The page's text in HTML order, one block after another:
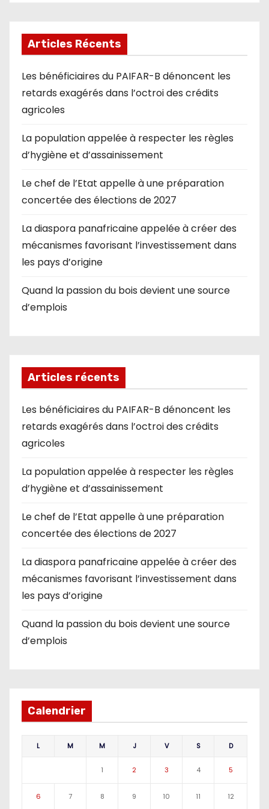
Articles Récents
Les bénéficiaires du PAIFAR-B dénoncent les
retards exagérés dans l’octroi des crédits
agricoles
La population appelée à respecter les règles
d’hygiène et d’assainissement
Le chef de l’Etat appelle à une préparation
concertée des élections de 2027
La diaspora panafricaine appelée à créer des
mécanismes favorisant l’investissement dans
les pays d’origine
Quand la passion du bois devient une source
d’emplois
Articles récents
Les bénéficiaires du PAIFAR-B dénoncent les
retards exagérés dans l’octroi des crédits
agricoles
La population appelée à respecter les règles
d’hygiène et d’assainissement
Le chef de l’Etat appelle à une préparation
concertée des élections de 2027
La diaspora panafricaine appelée à créer des
mécanismes favorisant l’investissement dans
les pays d’origine
Quand la passion du bois devient une source
d’emplois
Calendrier
L M M J V S D
1 2 3 4 5
6 7 8 9 10 11 12